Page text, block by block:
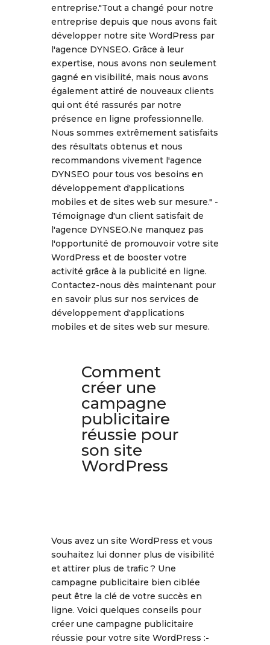
entreprise."Tout a changé pour notre
entreprise depuis que nous avons fait
développer notre site WordPress par
l'agence DYNSEO. Grâce à leur
expertise, nous avons non seulement
gagné en visibilité, mais nous avons
également attiré de nouveaux clients
qui ont été rassurés par notre
présence en ligne professionnelle.
Nous sommes extrêmement satisfaits
des résultats obtenus et nous
recommandons vivement l'agence
DYNSEO pour tous vos besoins en
développement d'applications
mobiles et de sites web sur mesure." -
Témoignage d'un client satisfait de
l'agence DYNSEO.Ne manquez pas
l'opportunité de promouvoir votre site
WordPress et de booster votre
activité grâce à la publicité en ligne.
Contactez-nous dès maintenant pour
en savoir plus sur nos services de
développement d'applications
mobiles et de sites web sur mesure.
Comment
créer une
campagne
publicitaire
réussie pour
son site
WordPress
Vous avez un site WordPress et vous
souhaitez lui donner plus de visibilité
et attirer plus de trafic ? Une
campagne publicitaire bien ciblée
peut être la clé de votre succès en
ligne. Voici quelques conseils pour
créer une campagne publicitaire
réussie pour votre site WordPress :-